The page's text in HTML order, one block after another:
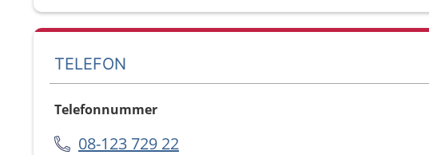
TELEFON
Telefonnummer
08-123 729 22